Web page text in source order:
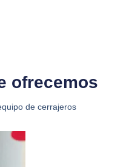
ofrecemos
de cerrajeros